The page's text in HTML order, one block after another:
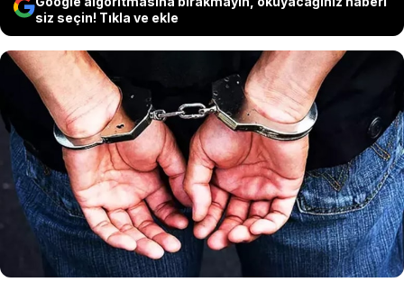
siz seçin! Tıkla ve ekle
Manisa Akhisar'da uyuşturucu
operasyonu düzenlendi. Olayla ilgili
gözaltına alınan yedi şüpheliden 3'ü
tutuklandı.